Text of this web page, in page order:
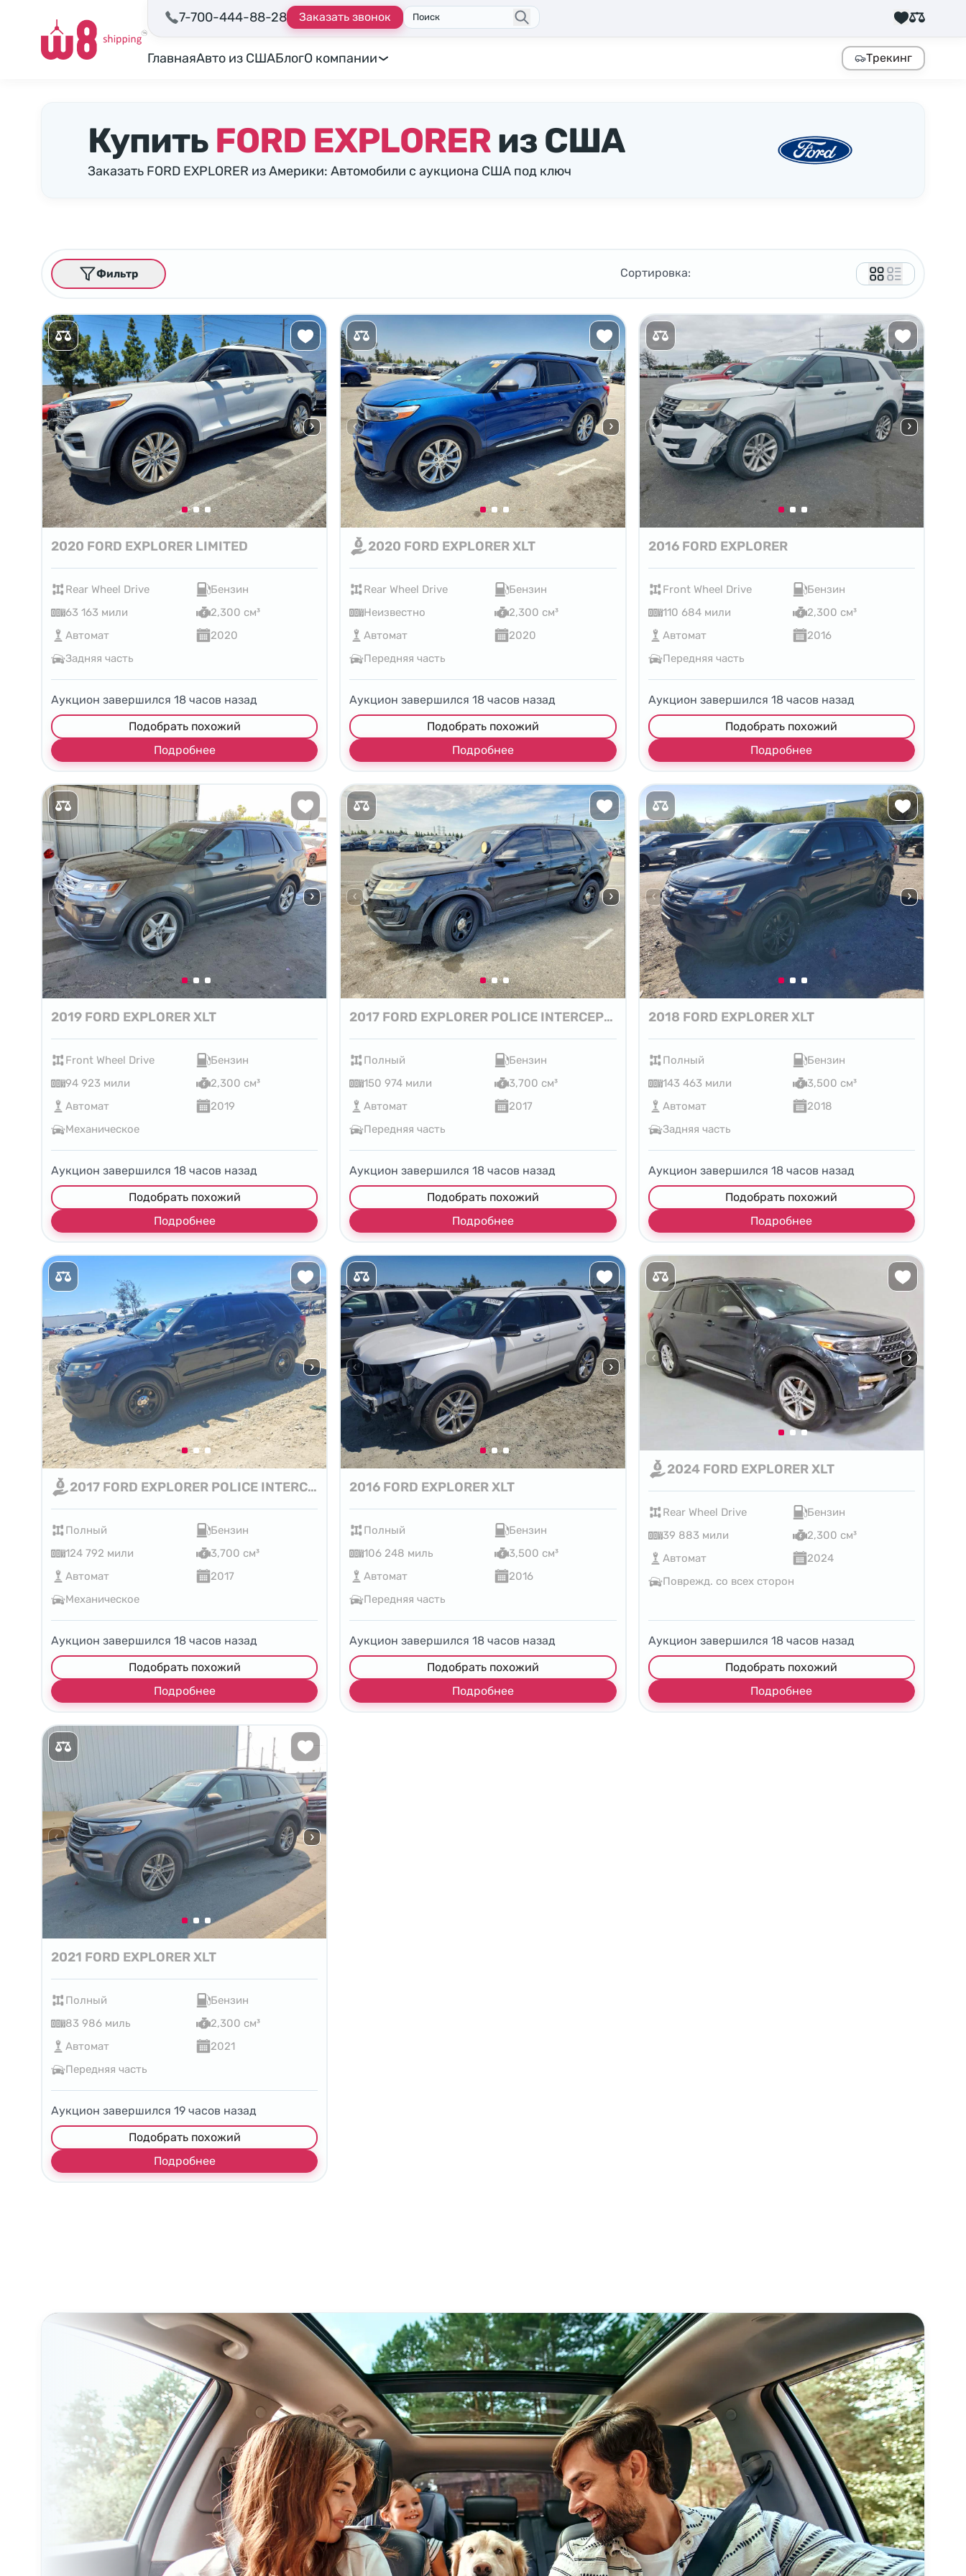
7-700-444-88-28 Заказать звонок Поиск
ГлавнаяАвто из СШАБлогО компании Трекинг
Купить FORD EXPLORERиз США
Заказать FORD EXPLORER из Америки: Автомобили с аукциона США под ключ
Сортировка:
Фильтр
2020 FORD EXPLORER LIMITED
Rear Wheel Drive
Бензин
63 163 мили
2,300 см³
Автомат
2020
Задняя часть
Аукцион завершился 18 часов назад
Подобрать похожий
Подробнее
2020 FORD EXPLORER XLT
Rear Wheel Drive
Бензин
Неизвестно
2,300 см³
Автомат
2020
Передняя часть
Аукцион завершился18 часов назад
Подобрать похожий
Подробнее
2016 FORD EXPLORER
Front Wheel Drive
Бензин
110 684 мили
2,300 см³
Автомат
2016
Передняя часть
Аукцион завершился 18часов назад
Подобрать похожий
Подробнее
2019 FORD EXPLORER XLT
Front Wheel Drive
Бензин
94 923 мили
2,300 см³
Автомат
2019
Механическое
Аукцион завершился 18 часов назад
Подобрать похожий
Подробнее
2017 FORD EXPLORER POLICE INTERCEPTOR
Полный
Бензин
150 974 мили
3,700 см³
Автомат
2017
Передняя часть
Аукцион завершился18 часов назад
Подобрать похожий
Подробнее
2018 FORD EXPLORER XLT
Полный
Бензин
143 463 мили
3,500 см³
Автомат
2018
Задняя часть
Аукцион завершился 18часов назад
Подобрать похожий
Подробнее
2017 FORD EXPLORER POLICE INTERCEPTOR
Полный
Бензин
124 792 мили
3,700 см³
Автомат
2017
Механическое
Аукцион завершился 18 часов назад
Подобрать похожий
Подробнее
2016 FORD EXPLORER XLT
Полный
Бензин
106 248 миль
3,500 см³
Автомат
2016
Передняя часть
Аукцион завершился18 часов назад
Подобрать похожий
Подробнее
2024 FORD EXPLORER XLT
Rear Wheel Drive
Бензин
39 883 мили
2,300 см³
Автомат
2024
Поврежд. со всех сторон
Аукцион завершился 18часов назад
Подобрать похожий
Подробнее
2021 FORD EXPLORER XLT
Полный
Бензин
83 986 миль
2,300 см³
Автомат
2021
Передняя часть
Аукцион завершился 19 часов назад
Подобрать похожий
Подробнее